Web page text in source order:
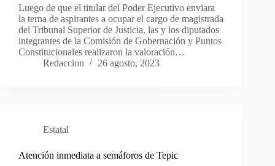
Luego de que el titular del Poder Ejecutivo enviara
la terna de aspirantes a ocupar el cargo de magistrada
del Tribunal Superior de Justicia, las y los diputados
integrantes de la Comisión de Gobernación y Puntos
Constitucionales realizaron la valoración…
Redaccion
26 agosto, 2023
Estatal
Atención inmediata a semáforos de Tepic